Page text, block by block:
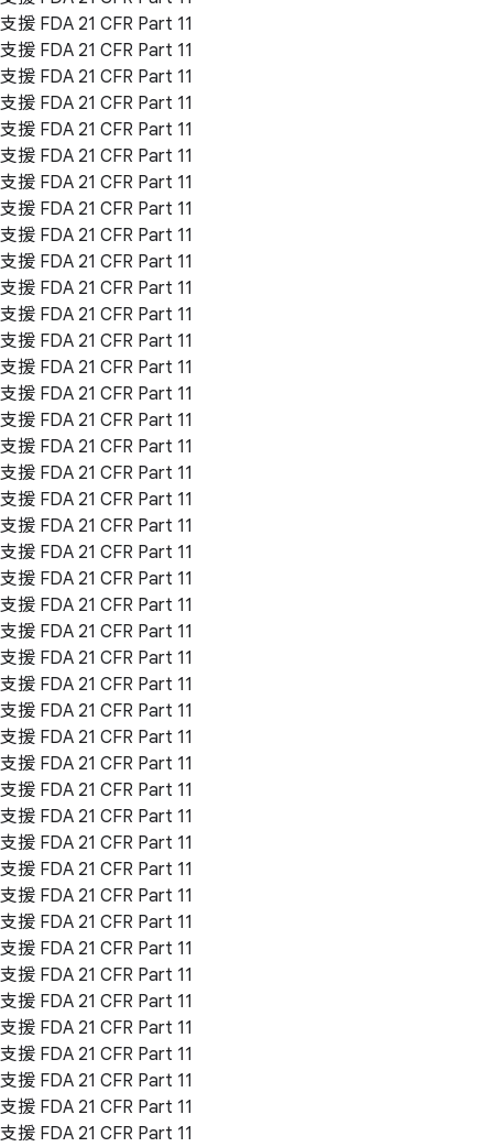
支援 FDA 21 CFR Part 11
支援 FDA 21 CFR Part 11
支援 FDA 21 CFR Part 11
支援 FDA 21 CFR Part 11
支援 FDA 21 CFR Part 11
支援 FDA 21 CFR Part 11
支援 FDA 21 CFR Part 11
支援 FDA 21 CFR Part 11
支援 FDA 21 CFR Part 11
支援 FDA 21 CFR Part 11
支援 FDA 21 CFR Part 11
支援 FDA 21 CFR Part 11
支援 FDA 21 CFR Part 11
支援 FDA 21 CFR Part 11
支援 FDA 21 CFR Part 11
支援 FDA 21 CFR Part 11
支援 FDA 21 CFR Part 11
支援 FDA 21 CFR Part 11
支援 FDA 21 CFR Part 11
支援 FDA 21 CFR Part 11
支援 FDA 21 CFR Part 11
支援 FDA 21 CFR Part 11
支援 FDA 21 CFR Part 11
支援 FDA 21 CFR Part 11
支援 FDA 21 CFR Part 11
支援 FDA 21 CFR Part 11
支援 FDA 21 CFR Part 11
支援 FDA 21 CFR Part 11
支援 FDA 21 CFR Part 11
支援 FDA 21 CFR Part 11
支援 FDA 21 CFR Part 11
支援 FDA 21 CFR Part 11
支援 FDA 21 CFR Part 11
支援 FDA 21 CFR Part 11
支援 FDA 21 CFR Part 11
支援 FDA 21 CFR Part 11
支援 FDA 21 CFR Part 11
支援 FDA 21 CFR Part 11
支援 FDA 21 CFR Part 11
支援 FDA 21 CFR Part 11
支援 FDA 21 CFR Part 11
支援 FDA 21 CFR Part 11
支援 FDA 21 CFR Part 11